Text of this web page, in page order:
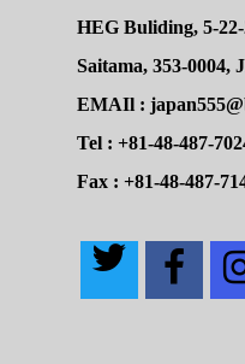
HEG Buliding, 5-
Saitama, 353-0004,
EMAIl :
Tel : +81-48-487-
Fax : +81-48-487-